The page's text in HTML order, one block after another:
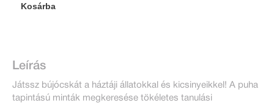
Kosárba
Leírás
Játssz bújócskát a háztáji állatokkal és kicsinyeikkel! A puha
tapintású minták megkeresése tökéletes tanulási